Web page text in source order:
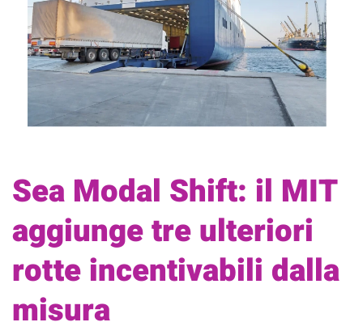
Sea Modal Shift: il MIT
aggiunge tre ulteriori
rotte incentivabili dalla
misura